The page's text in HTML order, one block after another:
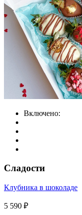
Включено:
Сладости
Клубника в шоколаде
5 590 ₽